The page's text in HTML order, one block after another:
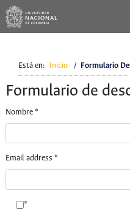
Está en: Inicio / Formulario
Formulario de
Nombre *
Email address *
*